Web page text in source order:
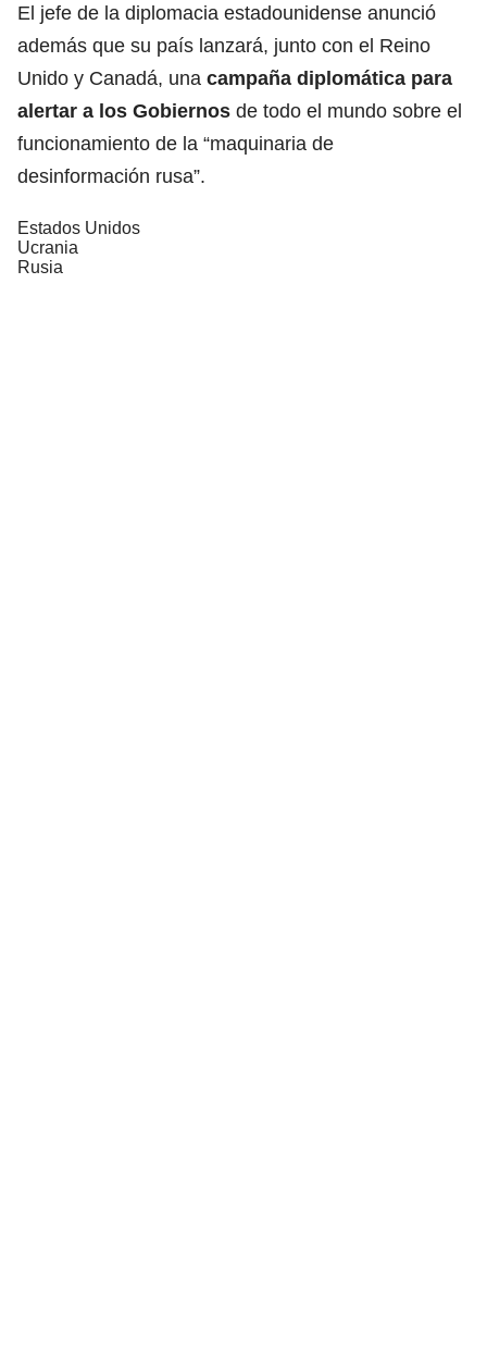
El jefe de la diplomacia estadounidense anunció
además que su país lanzará, junto con el Reino
Unido y Canadá, una campaña diplomática para
alertar a los Gobiernos de todo el mundo sobre el
funcionamiento de la “maquinaria de
desinformación rusa”.
Estados Unidos
Ucrania
Rusia